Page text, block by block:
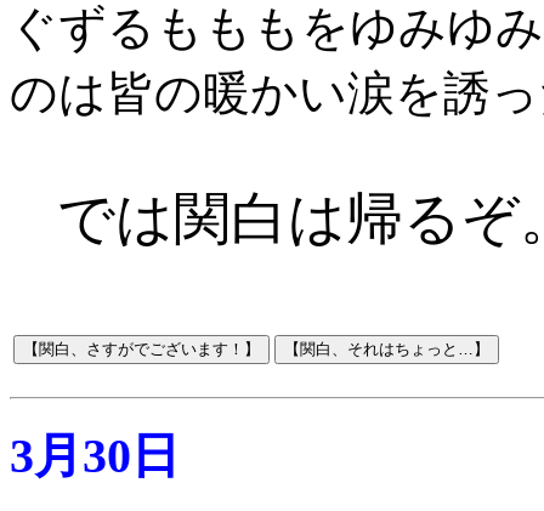
ぐずるもももをゆみゆ
のは皆の暖かい涙を誘
では関白は帰るぞ
3月30日